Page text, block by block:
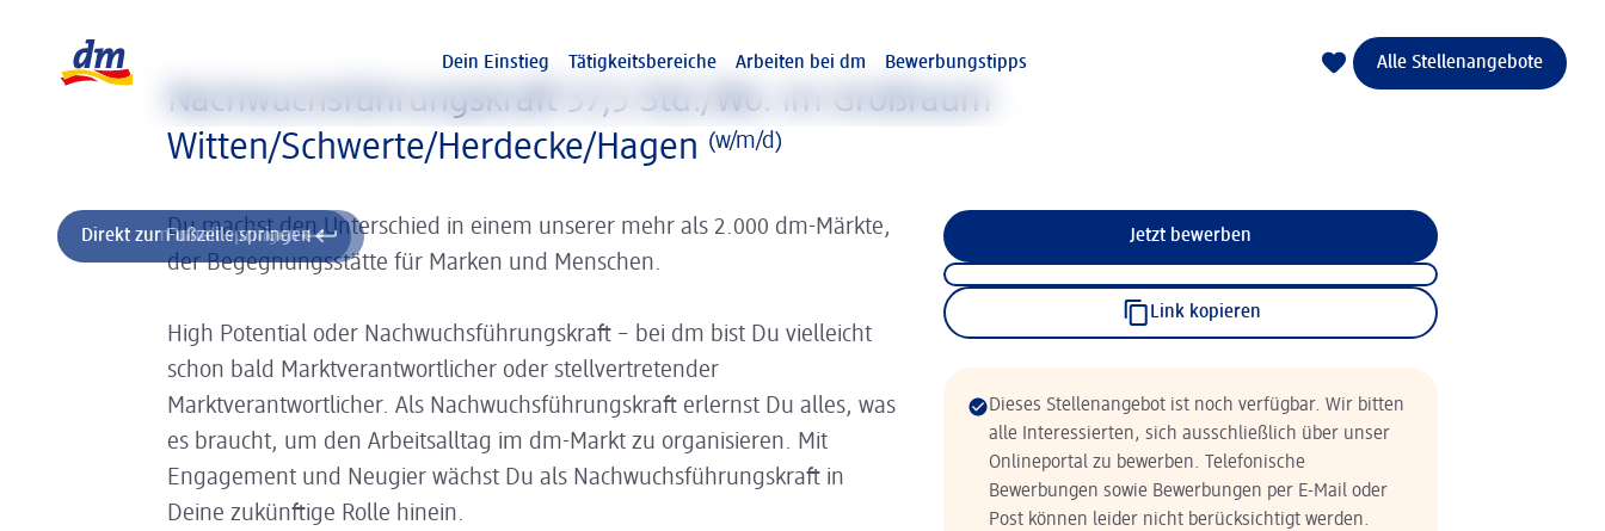
Direkt zum Inhalt springen
Direkt zur Fußzeile springen
Dein Einstieg
Tätigkeitsbereiche Arbeiten bei dm Bewerbungstipps Alle Stellenangebote
Nachwuchsführungskraft 37,5 Std./Wo. im Großraum
Witten/Schwerte/Herdecke/Hagen (w/m/d)
Du machst den Unterschied in einem unserer mehr als 2.000 dm-Märkte,
der Begegnungsstätte für Marken und Menschen.
High Potential oder Nachwuchsführungskraft – bei dm bist Du vielleicht
schon bald Marktverantwortlicher oder stellvertretender
Marktverantwortlicher. Als Nachwuchsführungskraft erlernst Du alles, was
es braucht, um den Arbeitsalltag im dm-Markt zu organisieren. Mit
Engagement und Neugier wächst Du als Nachwuchsführungskraft in
Deine zukünftige Rolle hinein.
Jetzt bewerben
Link kopieren
Dieses Stellenangebot ist noch verfügbar. Wir bitten
alle Interessierten, sich ausschließlich über unser
Onlineportal zu bewerben. Telefonische
Bewerbungen sowie Bewerbungen per E-Mail oder
Post können leider nicht berücksichtigt werden.